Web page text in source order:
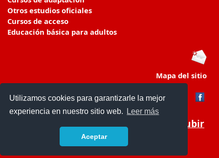
Utilizamos cookies para garantizarle la mejor
experiencia en nuestro sitio web.
Leer más
Aceptar
Otros estudios oficiales
Cursos de acceso
Educación básica para adultos
Mapa del sitio
Subir